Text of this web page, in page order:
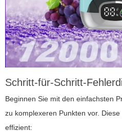
Schritt-für-Schritt-
Beginnen Sie mit den einfachsten
zu komplexeren Punkten vor.
effizient: